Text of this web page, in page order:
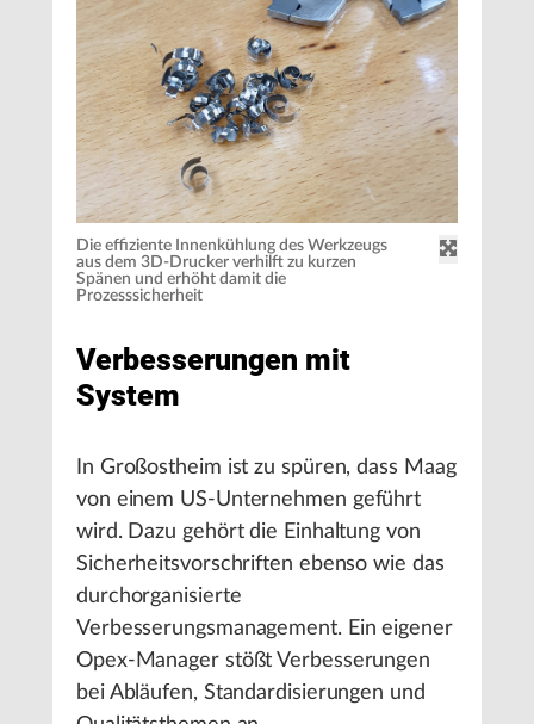
Die effiziente Innenkühlung des Werkzeugs
aus dem 3D-Drucker verhilft zu kurzen
Spänen und erhöht damit die
Prozesssicherheit
Verbesserungen mit
System
In Großostheim ist zu spüren, dass Maag
von einem US-Unternehmen geführt
wird. Dazu gehört die Einhaltung von
Sicherheitsvorschriften ebenso wie das
durchorganisierte
Verbesserungsmanagement. Ein eigener
Opex-Manager stößt Verbesserungen
bei Abläufen, Standardisierungen und